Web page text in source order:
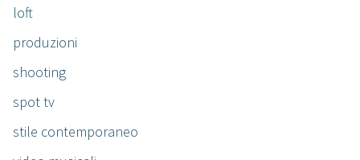
loft
produzioni
shooting
spot tv
stile contemporaneo